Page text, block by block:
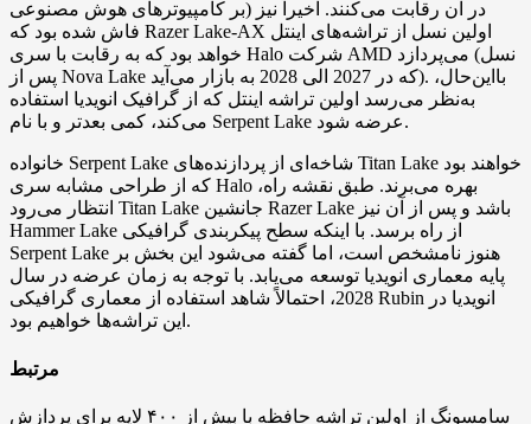
بر کامپیوترهای هوش مصنوعی) در آن رقابت می‌کنند. اخیراً نیز
فاش شده بود که Razer Lake-AX اولین نسل از تراشه‌های اینتل
خواهد بود که به رقابت با سری Halo شرکت AMD می‌پردازد (نسل
پس از Nova Lake که در 2027 الی 2028 به بازار می‌آید). بااین‌حال،
به‌نظر می‌رسد اولین تراشه اینتل که از گرافیک انویدیا استفاده
می‌کند، کمی بعدتر و با نام Serpent Lake عرضه شود.
خانواده Serpent Lake شاخه‌ای از پردازنده‌های Titan Lake خواهند بود
که از طراحی مشابه سری Halo بهره می‌برند. طبق نقشه راه،
انتظار می‌رود Titan Lake جانشین Razer Lake باشد و پس از آن نیز
Hammer Lake از راه برسد. با اینکه سطح پیکربندی گرافیکی
Serpent Lake هنوز نامشخص است، اما گفته می‌شود این بخش بر
پایه معماری انویدیا توسعه می‌یابد. با توجه به زمان عرضه در سال
2028، احتمالاً شاهد استفاده از معماری گرافیکی Rubin انویدیا در
این تراشه‌ها خواهیم بود.
مرتبط
سامسونگ از اولین تراشه حافظه با بیش از ۴۰۰ لایه برای پردازش